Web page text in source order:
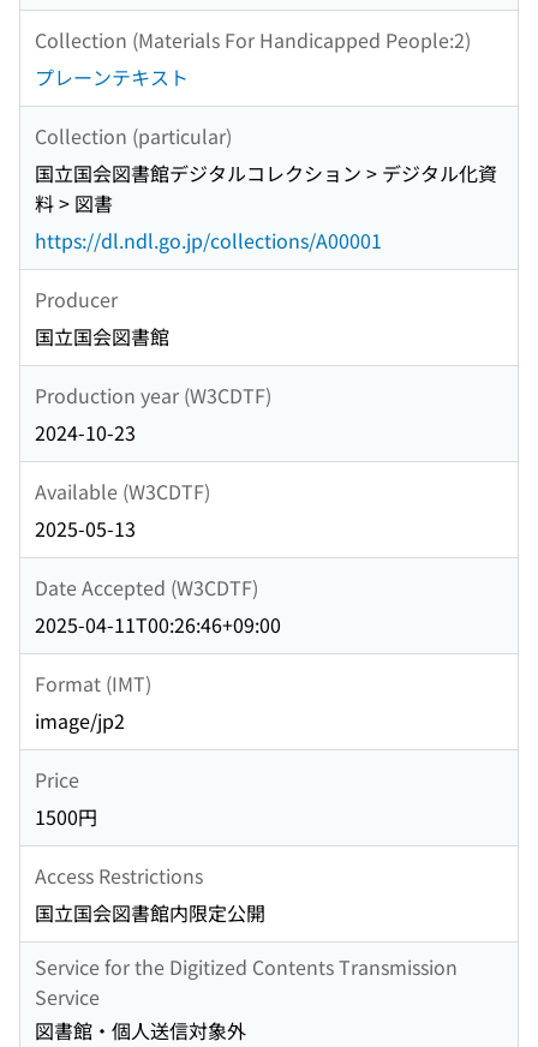
Collection (Materials For Handicapped People:2)
プレーンテキスト
Collection (particular)
国立国会図書館デジタルコレクション > デジタル化資
料 > 図書
https://dl.ndl.go.jp/collections/A00001
Producer
国立国会図書館
Production year (W3CDTF)
2024-10-23
Available (W3CDTF)
2025-05-13
Date Accepted (W3CDTF)
2025-04-11T00:26:46+09:00
Format (IMT)
image/jp2
Price
1500円
Access Restrictions
国立国会図書館内限定公開
Service for the Digitized Contents Transmission
Service
図書館・個人送信対象外